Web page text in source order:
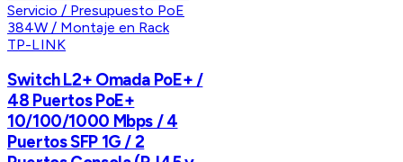
TP-LINK
Switch L2+ Omada PoE+ /
48 Puertos PoE+
10/100/1000 Mbps / 4
Puertos SFP 1G / 2